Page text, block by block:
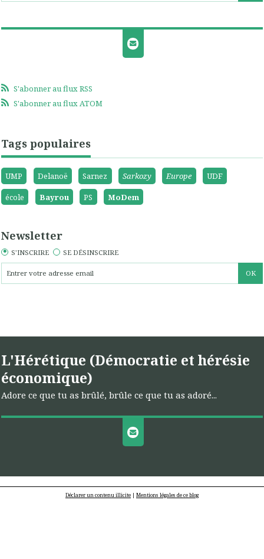
S'abonner au flux RSS
S'abonner au flux ATOM
Tags populaires
UMP Delanoë Sarnez Sarkozy Europe
UDF
école
Bayrou PS MoDem
Newsletter
S'INSCRIRE SE DÉSINSCRIRE
L'Hérétique (Démocratie et hérésie
économique)
Adore ce que tu as brûlé, brûle ce que tu as adoré...
Déclarer un contenu illicite | Mentions légales de ce blog